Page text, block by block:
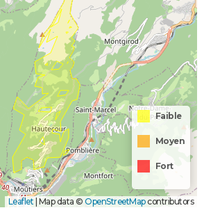
Faible
Moyen
Fort
Leaflet Map data © OpenStreetMapcontributors